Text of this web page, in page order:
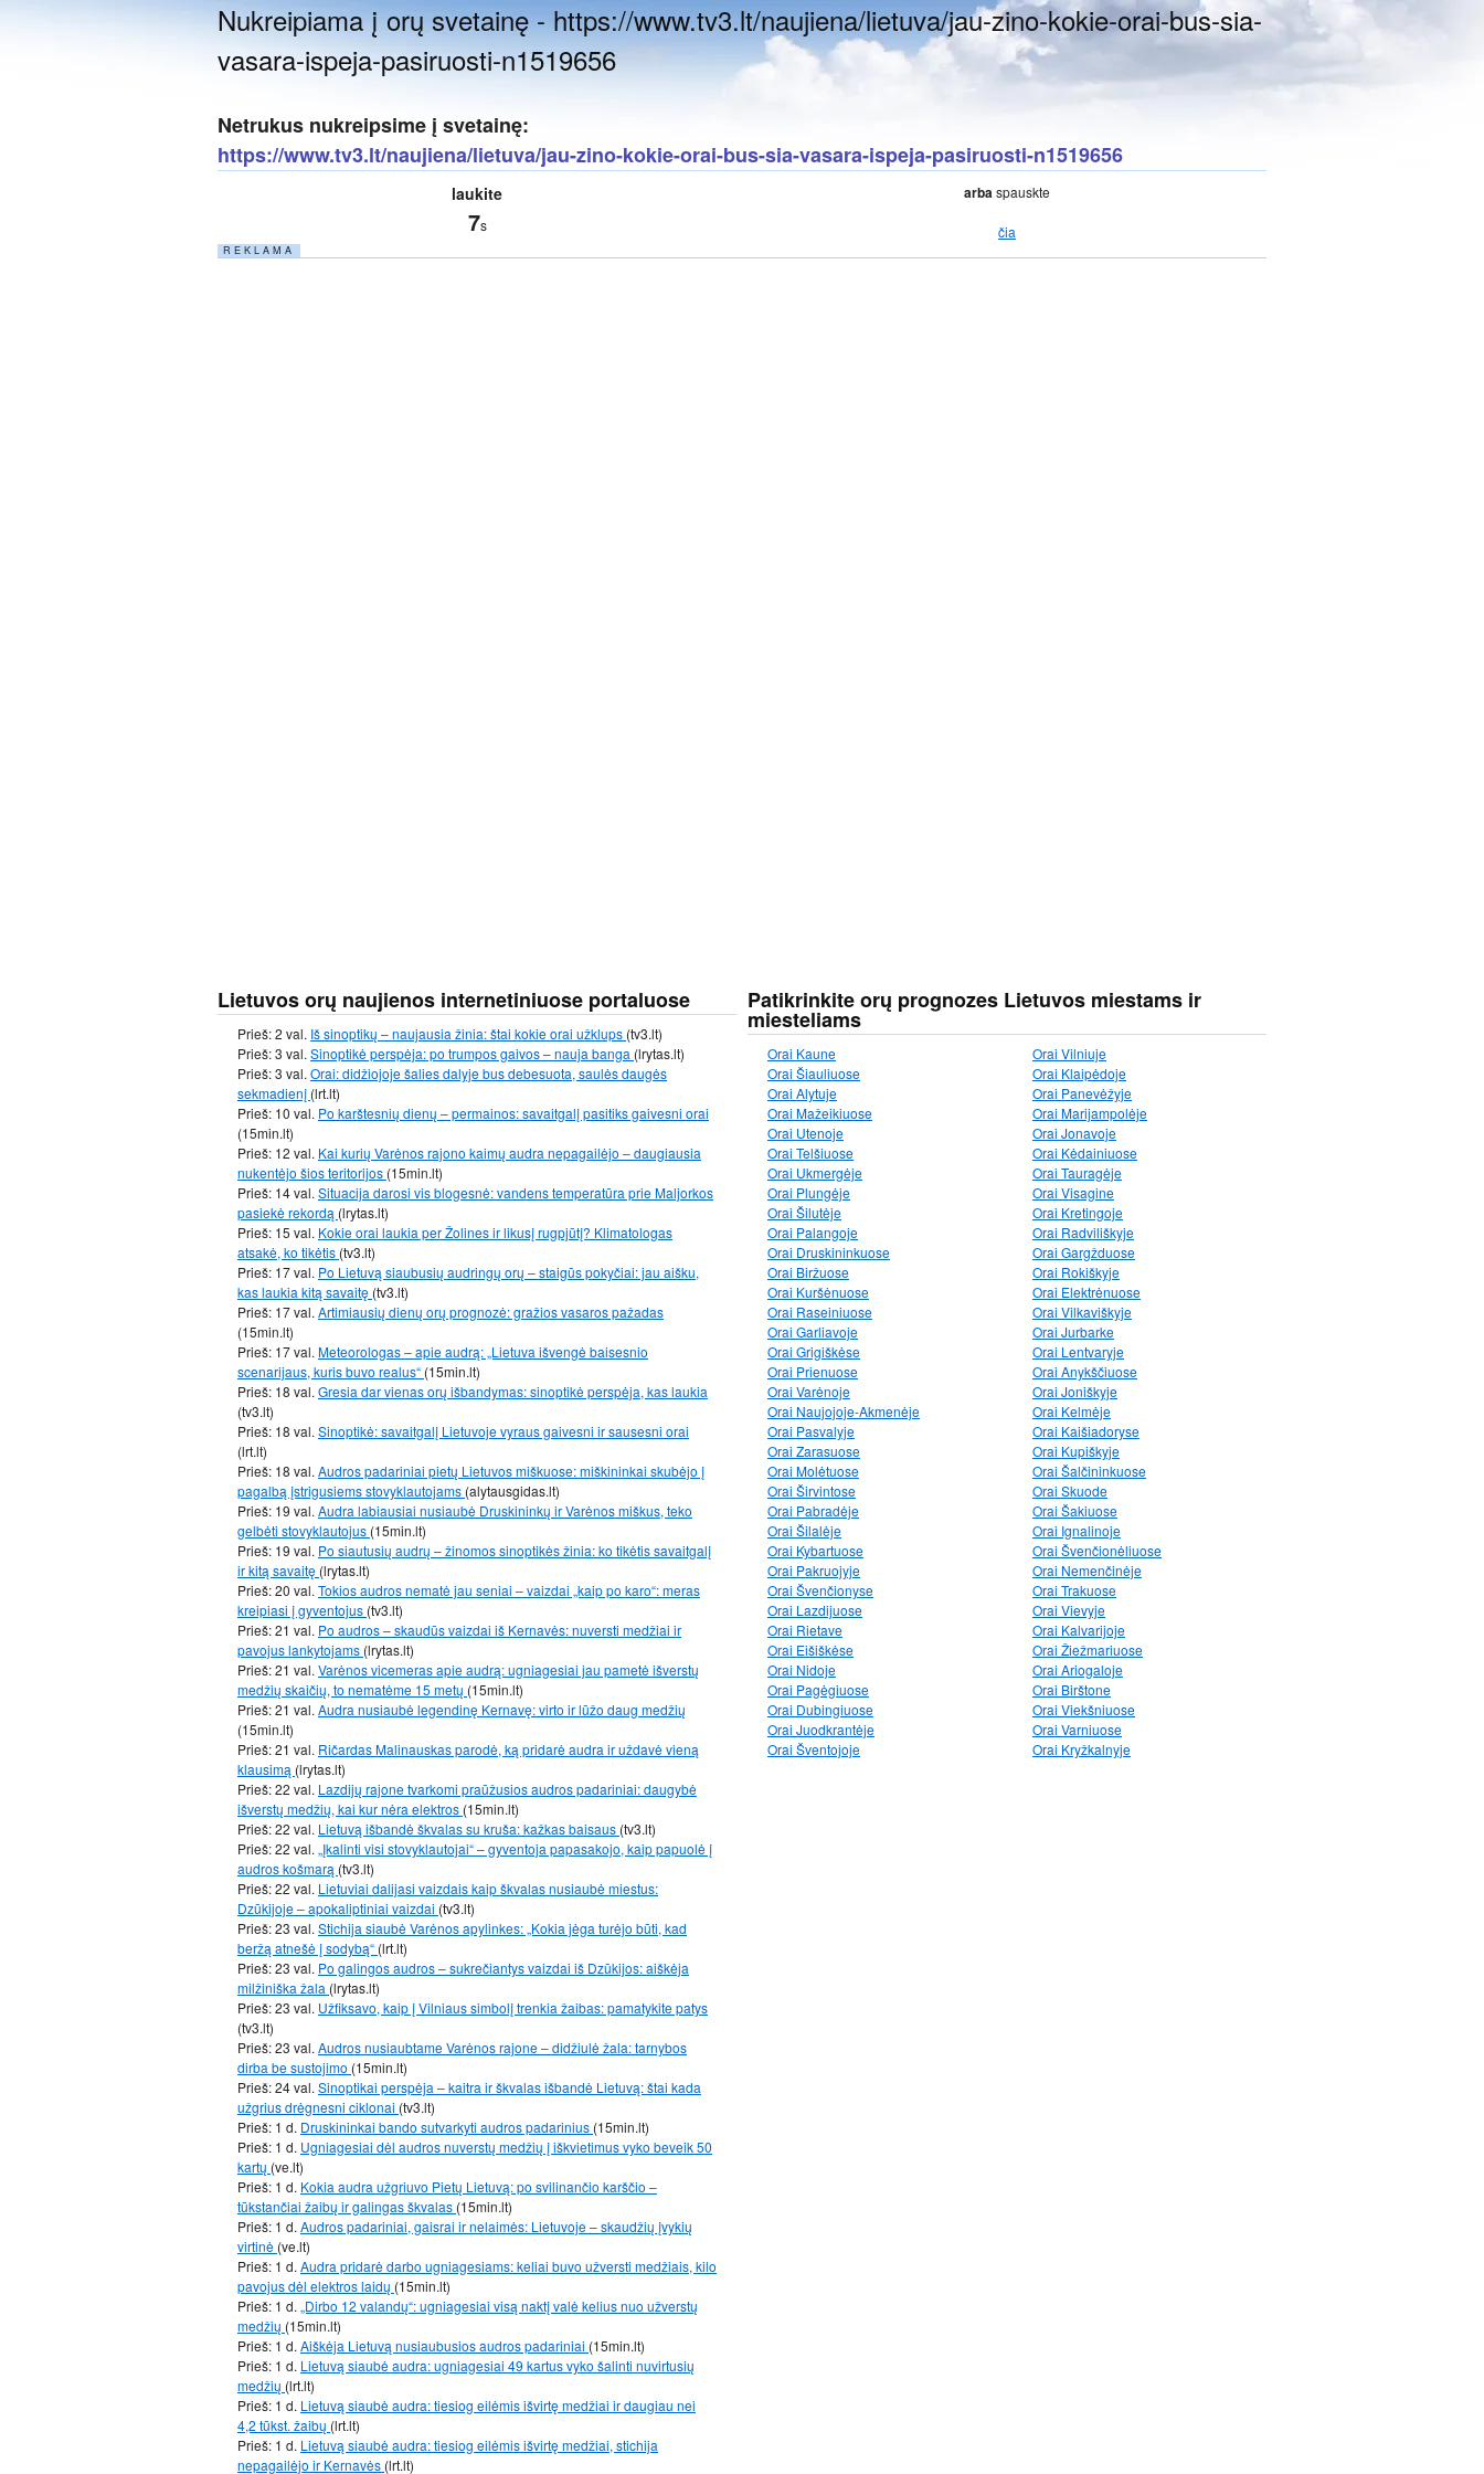
Nukreipiama į orų svetainę - https://www.tv3.lt/naujiena/lietuva/jau-zino-kokie-orai-bus-sia-
vasara-ispeja-pasiruosti-n1519656
Netrukus nukreipsime į svetainę:
https://www.tv3.lt/naujiena/lietuva/jau-zino-kokie-orai-bus-sia-vasara-ispeja-pasiruosti-n1519656
laukite
6s
arbaspauskte
čia
R E K L A M A
Lietuvos orų naujienos internetiniuose portaluose
Prieš: 2 val. Iš sinoptikų – naujausia žinia: štai kokie orai užklups (tv3.lt)
Prieš: 3 val. Sinoptikė perspėja: po trumpos gaivos – nauja banga (lrytas.lt)
Prieš: 3 val. Orai: didžiojoje šalies dalyje bus debesuota, saulės daugės
sekmadienį (lrt.lt)
Prieš: 10 val. Po karštesnių dienų – permainos: savaitgalį pasitiks gaivesni orai
(15min.lt)
Prieš: 12 val. Kai kurių Varėnos rajono kaimų audra nepagailėjo – daugiausia
nukentėjo šios teritorijos (15min.lt)
Prieš: 14 val. Situacija darosi vis blogesnė: vandens temperatūra prie Maljorkos
pasiekė rekordą (lrytas.lt)
Prieš: 15 val. Kokie orai laukia per Žolines ir likusį rugpjūtį? Klimatologas
atsakė, ko tikėtis (tv3.lt)
Prieš: 17 val. Po Lietuvą siaubusių audringų orų – staigūs pokyčiai: jau aišku,
kas laukia kitą savaitę (tv3.lt)
Prieš: 17 val. Artimiausių dienų orų prognozė: gražios vasaros pažadas
(15min.lt)
Prieš: 17 val. Meteorologas – apie audrą: „Lietuva išvengė baisesnio
scenarijaus, kuris buvo realus“ (15min.lt)
Prieš: 18 val. Gresia dar vienas orų išbandymas: sinoptikė perspėja, kas laukia
(tv3.lt)
Prieš: 18 val. Sinoptikė: savaitgalį Lietuvoje vyraus gaivesni ir sausesni orai
(lrt.lt)
Prieš: 18 val. Audros padariniai pietų Lietuvos miškuose: miškininkai skubėjo į
pagalbą įstrigusiems stovyklautojams (alytausgidas.lt)
Prieš: 19 val. Audra labiausiai nusiaubė Druskininkų ir Varėnos miškus, teko
gelbėti stovyklautojus (15min.lt)
Prieš: 19 val. Po siautusių audrų – žinomos sinoptikės žinia: ko tikėtis savaitgalį
ir kitą savaitę (lrytas.lt)
Prieš: 20 val. Tokios audros nematė jau seniai – vaizdai „kaip po karo“: meras
kreipiasi į gyventojus (tv3.lt)
Prieš: 21 val. Po audros – skaudūs vaizdai iš Kernavės: nuversti medžiai ir
pavojus lankytojams (lrytas.lt)
Prieš: 21 val. Varėnos vicemeras apie audrą: ugniagesiai jau pametė išverstų
medžių skaičių, to nematėme 15 metų (15min.lt)
Prieš: 21 val. Audra nusiaubė legendinę Kernavę: virto ir lūžo daug medžių
(15min.lt)
Prieš: 21 val. Ričardas Malinauskas parodė, ką pridarė audra ir uždavė vieną
klausimą (lrytas.lt)
Prieš: 22 val. Lazdijų rajone tvarkomi praūžusios audros padariniai: daugybė
išverstų medžių, kai kur nėra elektros (15min.lt)
Prieš: 22 val. Lietuvą išbandė škvalas su kruša: kažkas baisaus (tv3.lt)
Prieš: 22 val. „Įkalinti visi stovyklautojai“ – gyventoja papasakojo, kaip papuolė į
audros košmarą (tv3.lt)
Prieš: 22 val. Lietuviai dalijasi vaizdais kaip škvalas nusiaubė miestus:
Dzūkijoje – apokaliptiniai vaizdai (tv3.lt)
Prieš: 23 val. Stichija siaubė Varėnos apylinkes: „Kokia jėga turėjo būti, kad
beržą atnešė į sodybą“ (lrt.lt)
Prieš: 23 val. Po galingos audros – sukrečiantys vaizdai iš Dzūkijos: aiškėja
milžiniška žala (lrytas.lt)
Prieš: 23 val. Užfiksavo, kaip į Vilniaus simbolį trenkia žaibas: pamatykite patys
(tv3.lt)
Prieš: 23 val. Audros nusiaubtame Varėnos rajone – didžiulė žala: tarnybos
dirba be sustojimo (15min.lt)
Prieš: 24 val. Sinoptikai perspėja – kaitra ir škvalas išbandė Lietuvą: štai kada
užgrius drėgnesni ciklonai (tv3.lt)
Prieš: 1 d. Druskininkai bando sutvarkyti audros padarinius (15min.lt)
Prieš: 1 d. Ugniagesiai dėl audros nuverstų medžių į iškvietimus vyko beveik 50
kartų (ve.lt)
Prieš: 1 d. Kokia audra užgriuvo Pietų Lietuvą: po svilinančio karščio –
tūkstančiai žaibų ir galingas škvalas (15min.lt)
Prieš: 1 d. Audros padariniai, gaisrai ir nelaimės: Lietuvoje – skaudžių įvykių
virtinė (ve.lt)
Prieš: 1 d. Audra pridarė darbo ugniagesiams: keliai buvo užversti medžiais, kilo
pavojus dėl elektros laidų (15min.lt)
Prieš: 1 d. „Dirbo 12 valandų“: ugniagesiai visą naktį valė kelius nuo užverstų
medžių (15min.lt)
Prieš: 1 d. Aiškėja Lietuvą nusiaubusios audros padariniai (15min.lt)
Prieš: 1 d. Lietuvą siaubė audra: ugniagesiai 49 kartus vyko šalinti nuvirtusių
medžių (lrt.lt)
Prieš: 1 d. Lietuvą siaubė audra: tiesiog eilėmis išvirtę medžiai ir daugiau nei
4,2 tūkst. žaibų (lrt.lt)
Prieš: 1 d. Lietuvą siaubė audra: tiesiog eilėmis išvirtę medžiai, stichija
nepagailėjo ir Kernavės (lrt.lt)
Patikrinkite orų prognozes Lietuvos miestams ir
miesteliams
Orai Kaune
Orai Šiauliuose
Orai Alytuje
Orai Mažeikiuose
Orai Utenoje
Orai Telšiuose
Orai Ukmergėje
Orai Plungėje
Orai Šilutėje
Orai Palangoje
Orai Druskininkuose
Orai Biržuose
Orai Kuršėnuose
Orai Raseiniuose
Orai Garliavoje
Orai Grigiškėse
Orai Prienuose
Orai Varėnoje
Orai Naujojoje-Akmenėje
Orai Pasvalyje
Orai Zarasuose
Orai Molėtuose
Orai Širvintose
Orai Pabradėje
Orai Šilalėje
Orai Kybartuose
Orai Pakruojyje
Orai Švenčionyse
Orai Lazdijuose
Orai Rietave
Orai Eišiškėse
Orai Nidoje
Orai Pagėgiuose
Orai Dubingiuose
Orai Juodkrantėje
Orai Šventojoje
Orai Vilniuje
Orai Klaipėdoje
Orai Panevėžyje
Orai Marijampolėje
Orai Jonavoje
Orai Kėdainiuose
Orai Tauragėje
Orai Visagine
Orai Kretingoje
Orai Radviliškyje
Orai Gargžduose
Orai Rokiškyje
Orai Elektrėnuose
Orai Vilkaviškyje
Orai Jurbarke
Orai Lentvaryje
Orai Anykščiuose
Orai Joniškyje
Orai Kelmėje
Orai Kaišiadoryse
Orai Kupiškyje
Orai Šalčininkuose
Orai Skuode
Orai Šakiuose
Orai Ignalinoje
Orai Švenčionėliuose
Orai Nemenčinėje
Orai Trakuose
Orai Vievyje
Orai Kalvarijoje
Orai Žiežmariuose
Orai Ariogaloje
Orai Birštone
Orai Viekšniuose
Orai Varniuose
Orai Kryžkalnyje